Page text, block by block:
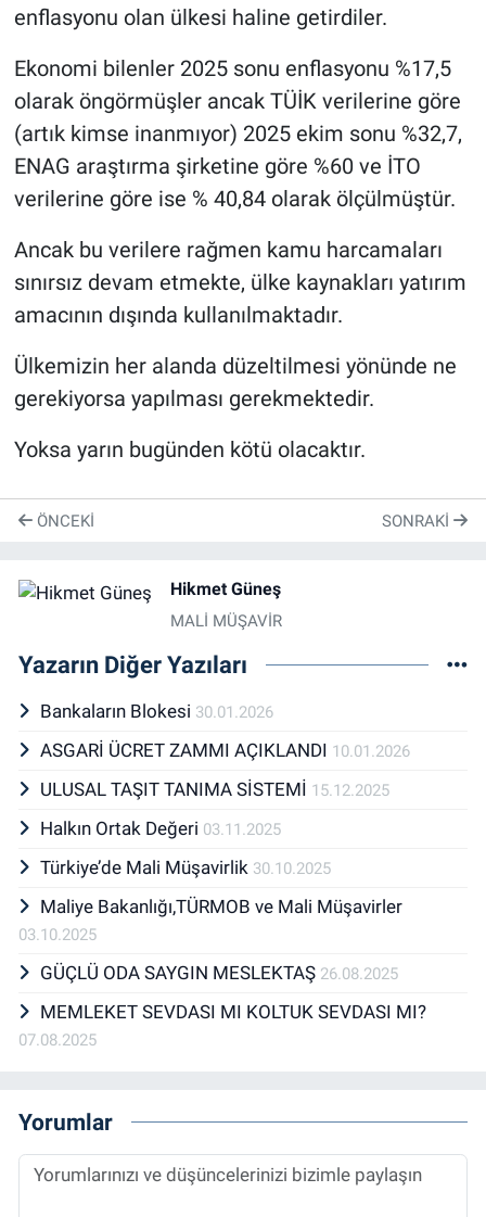
enflasyonu olan ülkesi haline getirdiler.
Ekonomi bilenler 2025 sonu enflasyonu %17,5
olarak öngörmüşler ancak TÜİK verilerine göre
(artık kimse inanmıyor) 2025 ekim sonu %32,7,
ENAG araştırma şirketine göre %60 ve İTO
verilerine göre ise % 40,84 olarak ölçülmüştür.
Ancak bu verilere rağmen kamu harcamaları
sınırsız devam etmekte, ülke kaynakları yatırım
amacının dışında kullanılmaktadır.
Ülkemizin her alanda düzeltilmesi yönünde ne
gerekiyorsa yapılması gerekmektedir.
Yoksa yarın bugünden kötü olacaktır.
ÖNCEKI SONRAKI
Hikmet Güneş
MALİ MÜŞAVİR
Yazarın Diğer Yazıları
Bankaların Blokesi 30.01.2026
ASGARİ ÜCRET ZAMMI AÇIKLANDI 10.01.2026
ULUSAL TAŞIT TANIMA SİSTEMİ 15.12.2025
Halkın Ortak Değeri 03.11.2025
Türkiye’de Mali Müşavirlik 30.10.2025
Maliye Bakanlığı,TÜRMOB ve Mali Müşavirler
03.10.2025
GÜÇLÜ ODA SAYGIN MESLEKTAŞ 26.08.2025
MEMLEKET SEVDASI MI KOLTUK SEVDASI MI?
07.08.2025
Yorumlar